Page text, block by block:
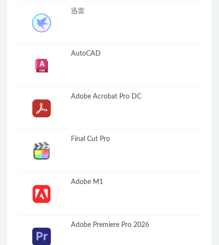
迅雷
AutoCAD
Adobe Acrobat Pro DC
Final Cut Pro
Adobe M1
Adobe Premiere Pro 2026